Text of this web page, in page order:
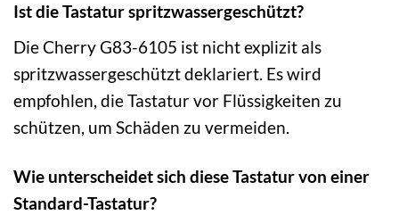
Ist die Tastatur spritzwassergeschützt?
Die Cherry G83-6105 ist nicht explizit als
spritzwassergeschützt deklariert. Es wird
empfohlen, die Tastatur vor Flüssigkeiten zu
schützen, um Schäden zu vermeiden.
Wie unterscheidet sich diese Tastatur von einer
Standard-Tastatur?